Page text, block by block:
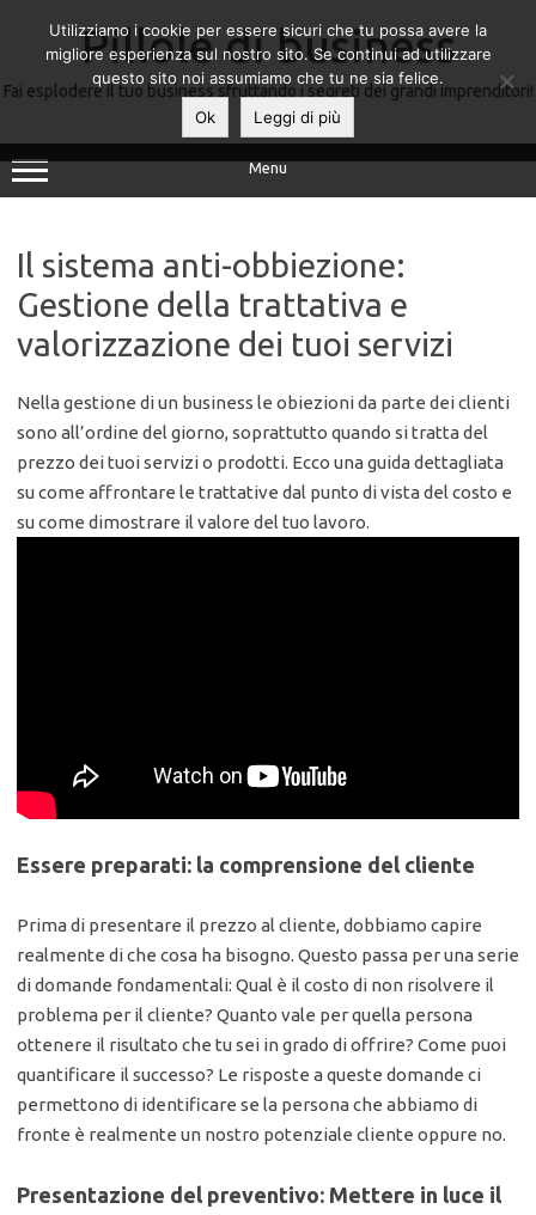
Pillole di business
Fai esplodere il tuo business sfruttando i segreti dei grandi imprenditori!
Menu
Il sistema anti-obbiezione:
Gestione della trattativa e
valorizzazione dei tuoi servizi
Nella gestione di un business le obiezioni da parte dei clienti
sono all’ordine del giorno, soprattutto quando si tratta del
prezzo dei tuoi servizi o prodotti. Ecco una guida dettagliata
su come affrontare le trattative dal punto di vista del costo e
su come dimostrare il valore del tuo lavoro.
Essere preparati: la comprensione del cliente
Prima di presentare il prezzo al cliente, dobbiamo capire
realmente di che cosa ha bisogno. Questo passa per una serie
di domande fondamentali: Qual è il costo di non risolvere il
problema per il cliente? Quanto vale per quella persona
ottenere il risultato che tu sei in grado di offrire? Come puoi
quantificare il successo? Le risposte a queste domande ci
permettono di identificare se la persona che abbiamo di
fronte è realmente un nostro potenziale cliente oppure no.
Presentazione del preventivo: Mettere in luce il
Utilizziamo i cookie per essere sicuri che tu possa avere la
migliore esperienza sul nostro sito. Se continui ad utilizzare
questo sito noi assumiamo che tu ne sia felice.
Ok Leggi di più